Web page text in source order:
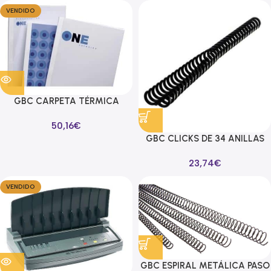
VENDIDO
GBC CARPETA TÉRMICA
LOMO 50MM CAJA DE 50
50,16€
GBC CLICKS DE 34 ANILLAS
NEGRO CAJA DE 50
23,74€
VENDIDO
GBC ESPIRAL METÁLICA PASO